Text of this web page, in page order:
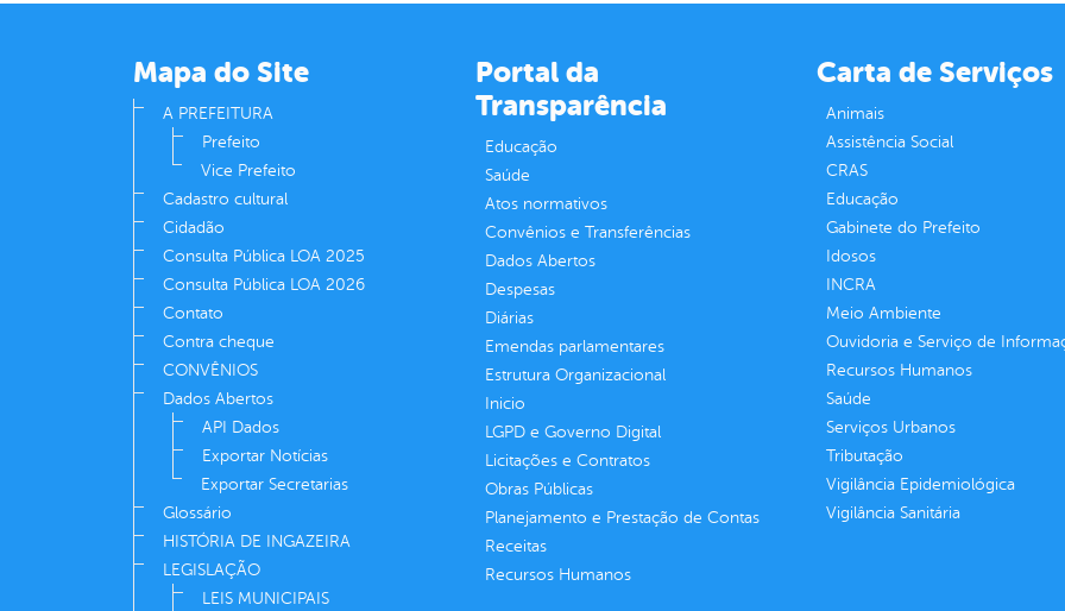
Linkedin
Mapa do Site
A PREFEITURA
Prefeito
Vice Prefeito
Cadastro cultural
Cidadão
Consulta Pública LOA 2025
Consulta Pública LOA 2026
Contato
Contra cheque
CONVÊNIOS
Dados Abertos
API Dados
Exportar Notícias
Exportar Secretarias
Glossário
HISTÓRIA DE INGAZEIRA
LEGISLAÇÃO
LEIS MUNICIPAIS
Portal da
Transparência
Educação
Saúde
Atos normativos
Convênios e Transferências
Dados Abertos
Despesas
Diárias
Emendas parlamentares
Estrutura Organizacional
Inicio
LGPD e Governo Digital
Licitações e Contratos
Obras Públicas
Planejamento e Prestação de Contas
Receitas
Recursos Humanos
Carta de Serviços
Animais
Assistência Social
CRAS
Educação
Gabinete do Prefeito
Idosos
INCRA
Meio Ambiente
Ouvidoria e Serviço de
Recursos Humanos
Saúde
Serviços Urbanos
Tributação
Vigilância Epidemiológica
Vigilância Sanitária